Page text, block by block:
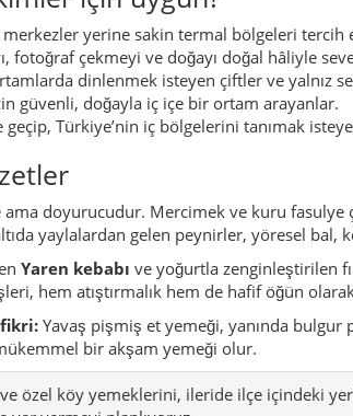
fikri:Yavaş pişmiş et yemeği, yanında bulgur
bir akşam yemeği olur.
özel köy yemeklerini, ileride ilçe içindeki
yer vermeyi planlıyoruz.
dürüst bir doğa sunar. Kısa
yürüyüşler için idealdir; Tatlıçay Şelalesi ise
ormanlar ve yükseltiler, hem trekking
bu rotalara ayrı bir renk katar.
etkinlikler
yıl döngüsüne bağlıdır: dini
müzik, geleneksel oyunlar, bol çay ve ev